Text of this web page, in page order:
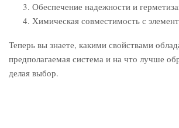
Обеспечение надежности и
Химическая совместимость с
Теперь вы знаете, какими свойствами
предполагаемая система и на что лучше
делая выбор.